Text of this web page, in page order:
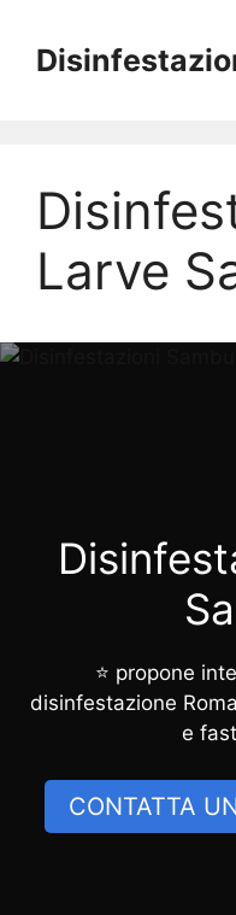
contenuto
Larve
⭐ propone
disinfestazione
e
CONTATTA